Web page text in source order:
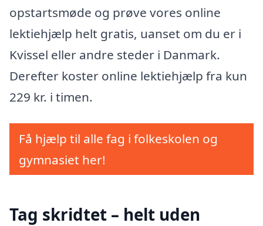
opstartsmøde og prøve vores online
lektiehjælp helt gratis, uanset om du er i
Kvissel eller andre steder i Danmark.
Derefter koster online lektiehjælp fra kun
229 kr. i timen.
Få hjælp til alle fag i folkeskolen og
gymnasiet her!
Tag skridtet – helt uden